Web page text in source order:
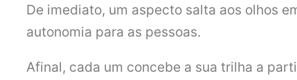
De imediato, um aspecto salta aos olhos
autonomia para as pessoas.
Afinal, cada um concebe a sua trilha a